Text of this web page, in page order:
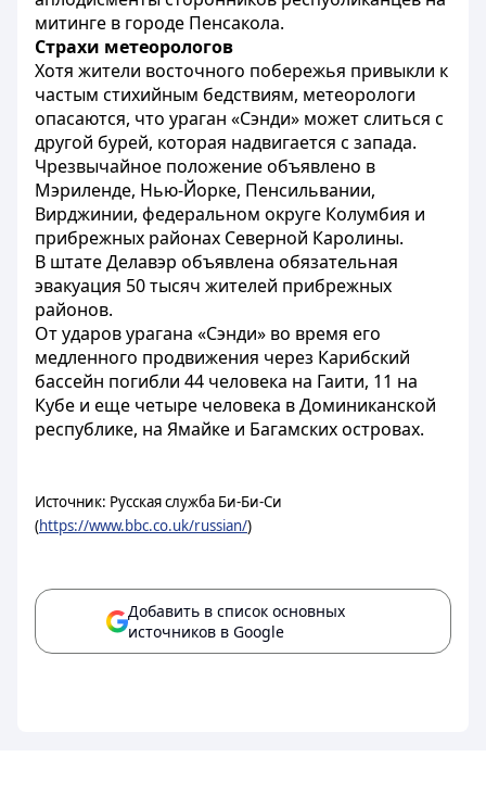
митинге в городе Пенсакола.
Страхи метеорологов
Хотя жители восточного побережья привыкли к
частым стихийным бедствиям, метеорологи
опасаются, что ураган «Сэнди» может слиться с
другой бурей, которая надвигается с запада.
Чрезвычайное положение объявлено в
Мэриленде, Нью-Йорке, Пенсильвании,
Вирджинии, федеральном округе Колумбия и
прибрежных районах Северной Каролины.
В штате Делавэр объявлена обязательная
эвакуация 50 тысяч жителей прибрежных
районов.
От ударов урагана «Сэнди» во время его
медленного продвижения через Карибский
бассейн погибли 44 человека на Гаити, 11 на
Кубе и еще четыре человека в Доминиканской
республике, на Ямайке и Багамских островах.
Источник: Русская служба Би-Би-Си
(https://www.bbc.co.uk/russian/)
Добавить в список основных
источников в Google